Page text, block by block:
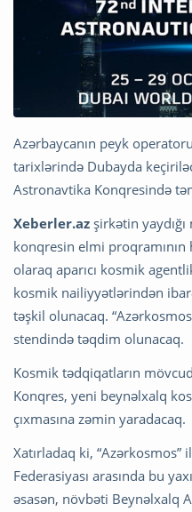
Azərbaycanın peyk
tarixlərində Dubayda
Astronavtika Konqresində
Xeberler.az şirkətin
konqresin elmi
olaraq aparıcı kosmik
kosmik nailiyyətlərindən
təşkil olunacaq.
stendində təqdim olunacaq.
Kosmik tədqiqatların
Konqres, yeni beynəlxalq
çıxmasına zəmin yaradacaq.
Xatırladaq ki,
Federasiyası arasında bu
əsasən, növbəti Beynəlxalq